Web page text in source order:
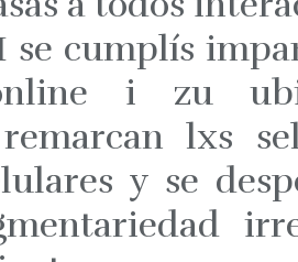
​​se cumplís
i zu
lxs
y se